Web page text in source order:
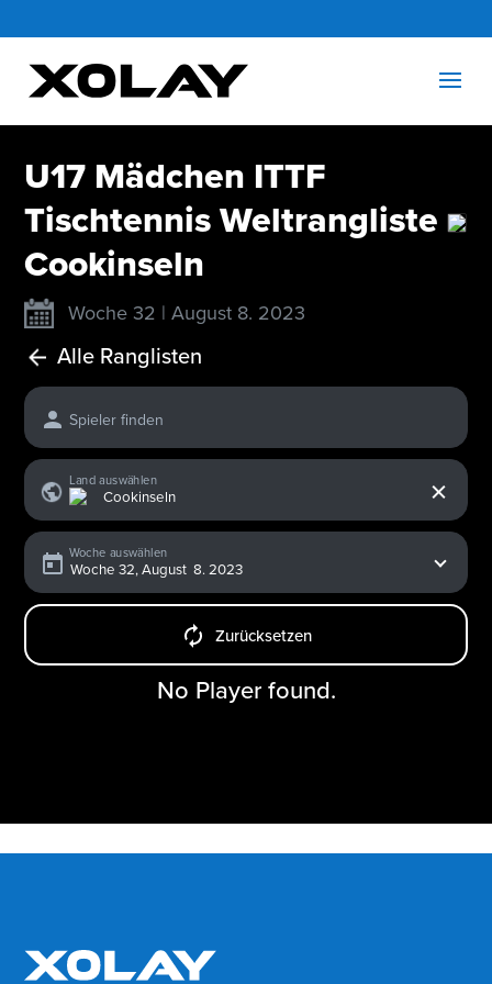
U17 Mädchen ITTF
Tischtennis Weltrangliste
Cookinseln
Woche 32 | August 8. 2023
Alle Ranglisten
Spieler finden
Land auswählen
Woche auswählen
Zurücksetzen
No Player found.